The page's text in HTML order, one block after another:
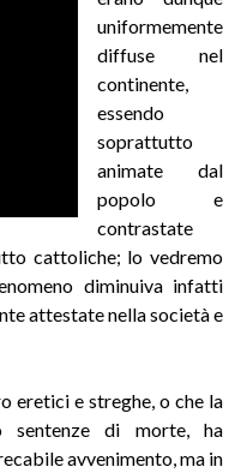
uniformemente
diffuse nel
continente,
essendo
soprattutto
animate dal
popolo e
contrastate
cattoliche; lo vedremo
diminuiva infatti
attestate nella società e
eretici e streghe, o che la
sentenze di morte, ha
avvenimento, ma in